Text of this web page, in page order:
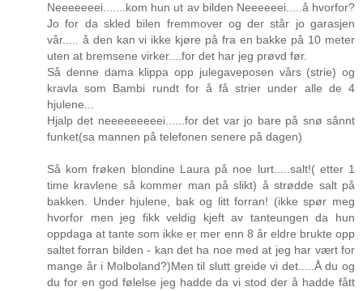
Neeeeeeei.......kom hun ut av bilden Neeeeeei.....å hvorfor?
Jo for da skled bilen fremmover og der står jo garasjen
vår..... å den kan vi ikke kjøre på fra en bakke på 10 meter
uten at bremsene virker....for det har jeg prøvd før.
Så denne dama klippa opp julegaveposen vårs (strie) og
kravla som Bambi rundt for å få strier under alle de 4
hjulene...
Hjalp det neeeeeeeeei......for det var jo bare på snø sånnt
funket(sa mannen på telefonen senere på dagen)
Så kom frøken blondine Laura på noe lurt.....salt!( etter 1
time kravlene så kommer man på slikt) å strødde salt på
bakken. Under hjulene, bak og litt forran! (ikke spør meg
hvorfor men jeg fikk veldig kjeft av tanteungen da hun
oppdaga at tante som ikke er mer enn 8 år eldre brukte opp
saltet forran bilden - kan det ha noe med at jeg har vært for
mange år i Molboland?)Men til slutt greide vi det.....Å du og
du for en god følelse jeg hadde da vi stod der å hadde fått